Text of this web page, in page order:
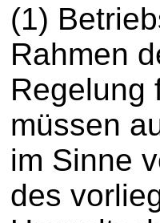
(1)
Rahmen
Regelung
müssen
im Sinne
des